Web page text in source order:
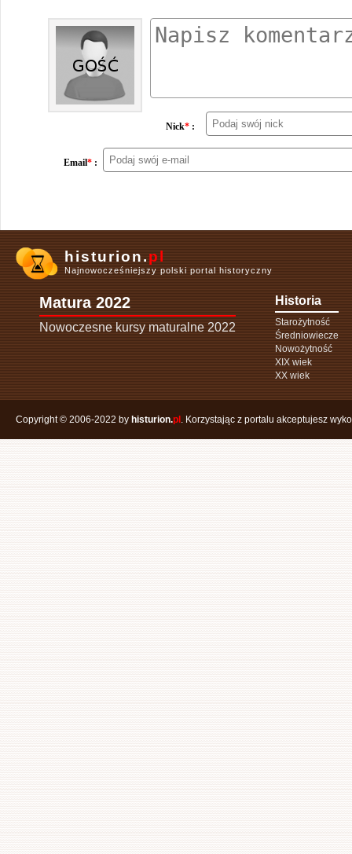
Nick* :
Email* :
histurion.pl
Najnowocześniejszy polski portal historyczny
Matura 2022
Nowoczesne kursy maturalne 2022
Historia
Starożytność
Średniowiecze
Nowożytność
XIX wiek
XX wiek
Copyright © 2006-2022 by histurion.pl . Korzystając z portalu akceptujesz